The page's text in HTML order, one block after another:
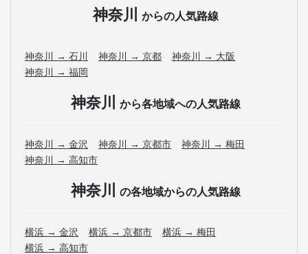
神奈川 からの人気路線
神奈川 → 石川 神奈川 → 京都
神奈川 → 大阪
神奈川 → 福岡
神奈川 から各地域への人気路線
神奈川 → 金沢 神奈川 → 京都市
神奈川 → 梅田
神奈川 → 高知市
神奈川 の各地域からの人気路線
横浜 → 金沢 横浜 → 京都市
横浜 → 梅田
横浜 → 高知市